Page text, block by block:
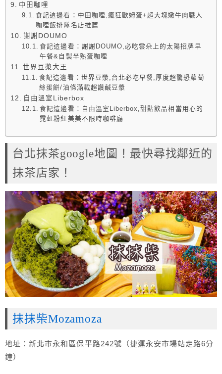
中田咖哩
食記這邊看：中田咖哩,瘋狂歐姆蛋+超大塊嫩牛肉職人
咖哩飯排隊名店推薦
謝謝DOUMO
食記這邊看：謝謝DOUMO,必吃雲朵上的太陽招牌早
午餐&自製半熟蛋咖哩
世界豆漿大王
食記這邊看：世界豆漿,台北必吃早餐,厚度超驚恐蘿蔔
絲蛋餅/油條滿載超讚鹹豆漿
自由溫室Liberbox
食記這邊看：自由溫室Liberbox,甜點飲品相當用心的
霓虹粉紅美美不限時咖啡廳
台北抹茶google地圖！最快尋找鄰近的
抹茶店家！
抹抹柴Mozamoza
地址：新北市永和區保平路242號（捷運永安市場站走路6分
鐘）